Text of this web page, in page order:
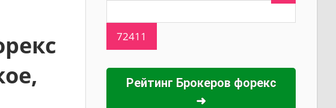
Рейтинг Брокеров форекс
➜